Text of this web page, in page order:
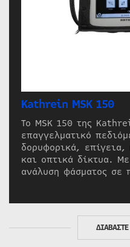
Kathrein MSK 150
Το MSK 150 της
επαγγελματικό
δορυφορικά,
και οπτικά δίκτυα.
ανάλυση φάσματος σε